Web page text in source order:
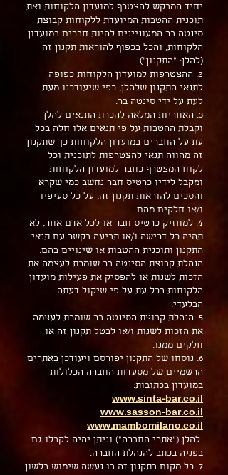
יחיד המבקש להצטרף למועדון הלקוחות ואת
תוכנית ההטבות המיועדת ללקוחות קבוצת
סינטה בר המעוניינים להיות חברים במועדון
הלקוחות, והכל בכפוף להוראות תקנון זה
(להלן: "התקנון").
2. ההצטרפות למועדון הלקוחות כפופה
לתנאי התקנון שלהלן, כפי שיעודכנו מעת
לעת על ידי סינטה בר.
3. האחריות המלאה להכרת התנאים להלן
וקבלת ההטבות על פי תנאים אלו חלה בכל
עת על החברים במועדון הלקוחות כך שתקנון
זה מהווה תנאי להצטרפות לתוכנית וכל
לקוח המצטרף כחבר למועדון הלקוחות
ומקבל לידיו כרטיס חבר נחשב כמי שקרא
והסכים להוראות תקנון זה, על כל סעיפיו
ו/או חלקים מהם.
4. למחזיק כרטיס חבר או לכל אדם אחר, לא
תהיה כל דרישה ו/או תביעה בקשר עם תנאי
התקנון ותוכנית ההטבות או שינויים בהם.
הנהלת קבוצת הסינטה בר שומרת לעצמה את
הזכות לשנות או להפסיק את פעילות מועדון
הלקוחות בכל עת על פי שיקול דעתה
הבלעדי.
5. הנהלת קבוצת הסינטה בר שומרת לעצמה
את הזכות לשנות ו/או לבטל תקנון זה או
חלקים ממנו.
6. נוסחו של התקנון יפורסם ויעודכן באתרים
הרשמיים של מסעדות החברה הכלולות
במועדון בכתובות:
www.sinta-bar.co.il
www.sasson-bar.co.il
www.mambomilano.co.il
להלן ("אתרי החברה") וניתן יהיה לקבלו גם
בפניה בכתב להנהלת החברה.
7. כל מקום בתקנון זה בו נעשה שימוש בלשון